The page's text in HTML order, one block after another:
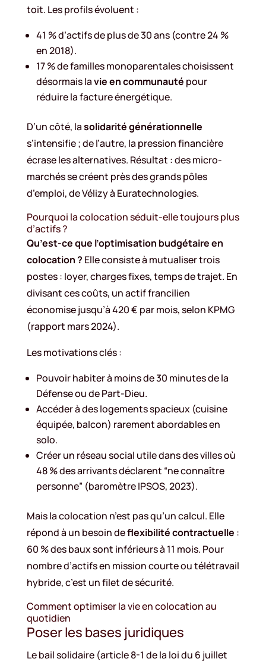
toit. Les profils évoluent :
41 % d’actifs de plus de 30 ans (contre 24 %
en 2018).
17 % de familles monoparentales choisissent
désormais lavie en communauté pour
réduire la facture énergétique.
D’un côté, lasolidarité générationnelle
s’intensifie ; de l’autre, la pression financière
écrase les alternatives. Résultat : des micro-
marchés se créent près des grands pôles
d’emploi, de Vélizy à Euratechnologies.
Pourquoi la colocation séduit-elle toujours plus
d’actifs ?
Qu’est-ce que l’optimisation budgétaire en
colocation ? Elle consiste à mutualiser trois
postes : loyer, charges fixes, temps de trajet. En
divisant ces coûts, un actif francilien
économise jusqu’à 420 € par mois, selon KPMG
(rapport mars 2024).
Les motivations clés :
Pouvoir habiter à moins de 30 minutes de la
Défense ou de Part-Dieu.
Accéder à des logements spacieux (cuisine
équipée, balcon) rarement abordables en
solo.
Créer un réseau social utile dans des villes où
48 % des arrivants déclarent “ne connaître
personne” (baromètre IPSOS, 2023).
Mais la colocation n’est pas qu’un calcul. Elle
répond à un besoin deflexibilité contractuelle :
60 % des baux sont inférieurs à 11 mois. Pour
nombre d’actifs en mission courte ou télétravail
hybride, c’est un filet de sécurité.
Comment optimiser la vie en colocation au
quotidien
Poser les bases juridiques
Le bail solidaire (article 8-1 de la loi du 6 juillet